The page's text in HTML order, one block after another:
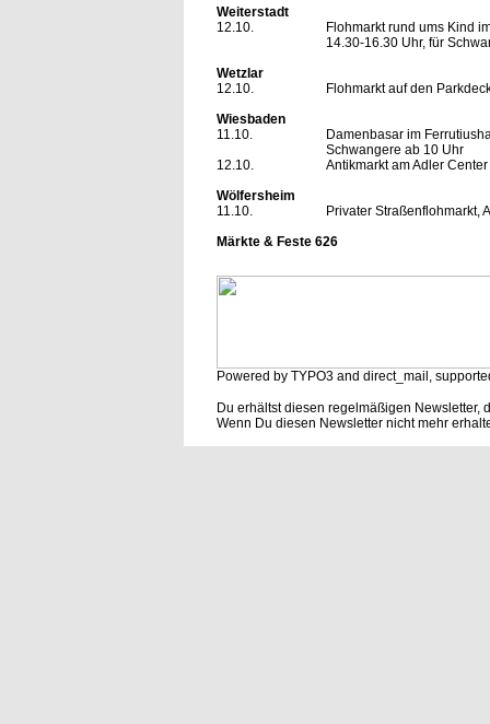
Weiterstadt
12.10.
Flohmarkt rund ums Kind
14.30-16.30 Uhr, für
Wetzlar
12.10.
Flohmarkt auf den
Wiesbaden
11.10.
Damenbasar im
Schwangere ab 10 Uhr
12.10.
Antikmarkt am Adler
Wölfersheim
11.10.
Privater Straßenflohmarkt,
Märkte & Feste 626
Powered by TYPO3 and direct_mail,
Du erhältst diesen regelmäßigen Newsletter,
Wenn Du diesen Newsletter nicht mehr